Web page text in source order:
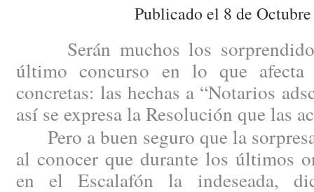
Publicado el 8 de
Serán muchos los
último concurso en lo que afecta
concretas: las hechas a “Notarios
así se expresa la Resolución que las
Pero a buen seguro que la
al conocer que durante los últimos
en el Escalafón la indeseada,